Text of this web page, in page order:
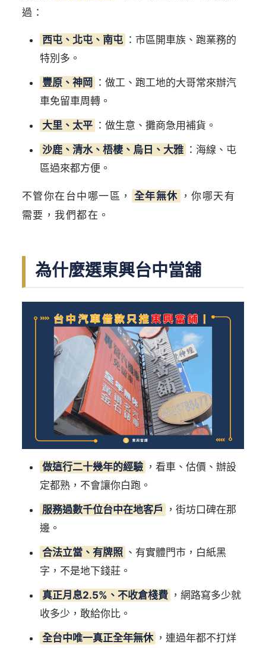
過：
西屯、北屯、南屯 ：市區開車族、跑業務的
特別多。
豐原、神岡
：做工、跑工地的大哥常來辦汽
車免留車周轉。
大里、太平 ：做生意、攤商急用補貨。
沙鹿、清水、梧棲、烏日、大雅 ：海線、屯
區過來都方便。
不管你在台中哪一區， 全年無休 ，你哪天有
需要，我們都在。
為什麼選東興台中當舖
做這行二十幾年的經驗 ，看車、估價、辦設
定都熟，不會讓你白跑。
服務過數千位台中在地客戶 ，街坊口碑在那
邊。
合法立當、有牌照 、有實體門市，白紙黑
字，不是地下錢莊。
真正月息2.5%、不收倉棧費 ，網路寫多少就
收多少，敢給你比。
全台中唯一真正全年無休 ，連過年都不打烊